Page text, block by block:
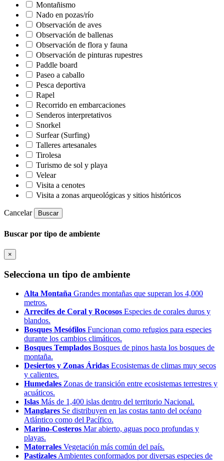
Montañismo
Nado en pozas/río
Observación de aves
Observación de ballenas
Observación de flora y fauna
Observación de pinturas rupestres
Paddle board
Paseo a caballo
Pesca deportiva
Rapel
Recorrido en embarcaciones
Senderos interpretativos
Snorkel
Surfear (Surfing)
Talleres artesanales
Tirolesa
Turismo de sol y playa
Velear
Visita a cenotes
Visita a zonas arqueológicas y sitios históricos
Cancelar Buscar
Buscar por tipo de ambiente
×
Selecciona un tipo de ambiente
Alta Montaña Grandes montañas que superan los 4,000
metros.
Arrecifes de Coral y Rocosos Especies de corales duros y
blandos.
Bosques Mesófilos Funcionan como refugios para especies
durante los cambios climáticos.
Bosques Templados Bosques de pinos hasta los bosques de
montaña.
Desiertos y Zonas Áridas Ecosistemas de climas muy secos
y calientes.
Humedales Zonas de transición entre ecosistemas terrestres y
acuáticos.
Islas Más de 1,400 islas dentro del territorio Nacional.
Manglares Se distribuyen en las costas tanto del océano
Atlántico como del Pacífico.
Marino-Costeros Mar abierto, aguas poco profundas y
playas.
Matorrales Vegetación más común del país.
PastizalesAmbientes conformados por diversas especies de